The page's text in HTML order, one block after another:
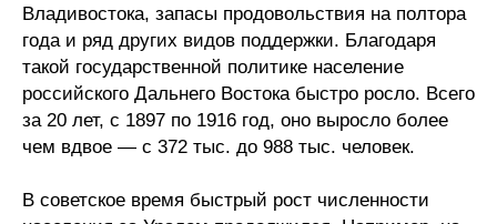
Владивостока, запасы продовольствия на полтора
года и ряд других видов поддержки. Благодаря
такой государственной политике население
российского Дальнего Востока быстро росло. Всего
за 20 лет, с 1897 по 1916 год, оно выросло более
чем вдвое — с 372 тыс. до 988 тыс. человек.
В советское время быстрый рост численности